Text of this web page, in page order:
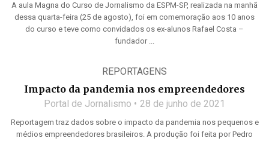
A aula Magna do Curso de Jornalismo da ESPM-SP, realizada na manhã
dessa quarta-feira (25 de agosto), foi em comemoração aos 10 anos
do curso e teve como convidados os ex-alunos Rafael Costa –
fundador ...
REPORTAGENS
Impacto da pandemia nos empreendedores
Portal de Jornalismo 28 de junho de 2021
Reportagem traz dados sobre o impacto da pandemia nos pequenos e
médios empreendedores brasileiros. A produção foi feita por Pedro